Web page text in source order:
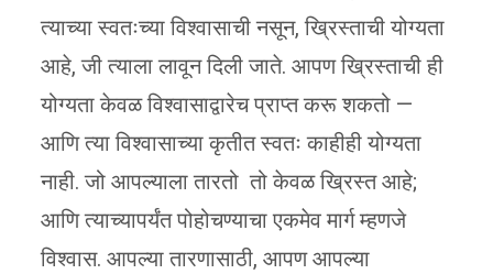
त्याच्या स्वतःच्या विश्वासाची नसून, ख्रिस्ताची योग्यता
आहे, जी त्याला लावून दिली जाते. आपण ख्रिस्ताची ही
योग्यता केवळ विश्वासाद्वारेच प्राप्त करू शकतो —
आणि त्या विश्वासाच्या कृतीत स्वतः काहीही योग्यता
नाही. जो आपल्याला तारतो तो केवळ ख्रिस्त आहे;
आणि त्याच्यापर्यंत पोहोचण्याचा एकमेव मार्ग म्हणजे
विश्वास. आपल्या तारणासाठी, आपण आपल्या